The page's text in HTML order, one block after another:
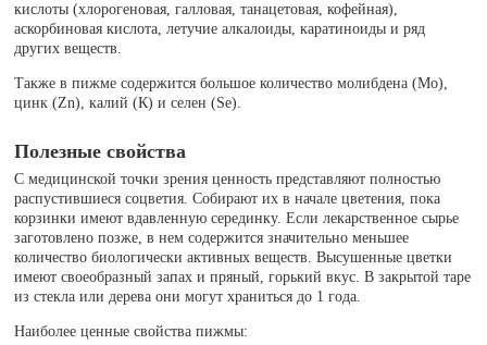
кислоты (хлорогеновая, галловая, танацетовая, кофейная),
аскорбиновая кислота, летучие алкалоиды, каратиноиды и ряд
других веществ.
Также в пижме содержится большое количество молибдена (Мо),
цинк (Zn), калий (К) и селен (Se).
Полезные свойства
С медицинской точки зрения ценность представляют полностью
распустившиеся соцветия. Собирают их в начале цветения, пока
корзинки имеют вдавленную серединку. Если лекарственное сырье
заготовлено позже, в нем содержится значительно меньшее
количество биологически активных веществ. Высушенные цветки
имеют своеобразный запах и пряный, горький вкус. В закрытой таре
из стекла или дерева они могут храниться до 1 года.
Наиболее ценные свойства пижмы: